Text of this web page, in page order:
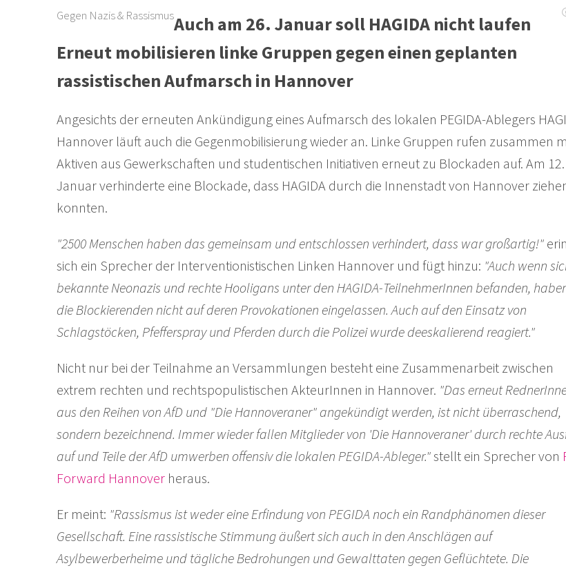
Gegen Nazis & RassismusAuch am 26. Januar soll HAGIDA nicht laufen
Erneut mobilisieren linke Gruppen gegen einen geplanten
rassistischen Aufmarsch in Hannover
Angesichts der erneuten Ankündigung eines Aufmarsch des lokalen PEGIDA-Ablegers
Hannover läuft auch die Gegenmobilisierung wieder an. Linke Gruppen rufen zusammen
Aktiven aus Gewerkschaften und studentischen Initiativen erneut zu Blockaden auf. Am 12.
Januar verhinderte eine Blockade, dass HAGIDA durch die Innenstadt von Hannover
konnten.
"2500 Menschen haben das gemeinsam und entschlossen verhindert, dass war großartig!"
sich ein Sprecher der Interventionistischen Linken Hannover und fügt hinzu: "Auch wenn
bekannte Neonazis und rechte Hooligans unter den HAGIDA-TeilnehmerInnen befanden,
die Blockierenden nicht auf deren Provokationen eingelassen. Auch auf den Einsatz von
Schlagstöcken, Pfefferspray und Pferden durch die Polizei wurde deeskalierend reagiert."
Nicht nur bei der Teilnahme an Versammlungen besteht eine Zusammenarbeit zwischen
extrem rechten und rechtspopulistischen AkteurInnen in Hannover. "Das erneut
aus den Reihen von AfD und "Die Hannoveraner" angekündigt werden, ist nicht überraschend,
sondern bezeichnend. Immer wieder fallen Mitglieder von 'Die Hannoveraner' durch rechte
auf und Teile der AfD umwerben offensiv die lokalen PEGIDA-Ableger."stellt ein Sprecher von
Forward Hannover heraus.
Er meint: "Rassismus ist weder eine Erfindung von PEGIDA noch ein Randphänomen dieser
Gesellschaft. Eine rassistische Stimmung äußert sich auch in den Anschlägen auf
Asylbewerberheime und tägliche Bedrohungen und Gewalttaten gegen Geflüchtete. Die